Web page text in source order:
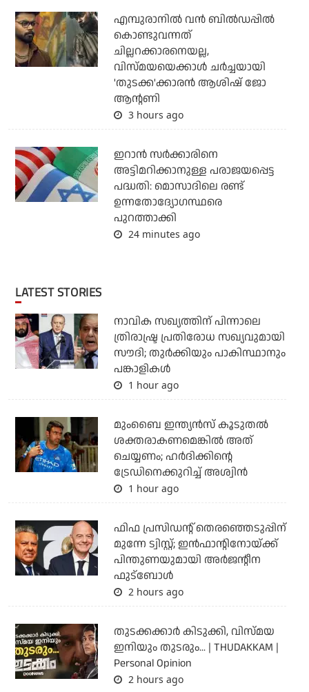
എമ്പുരാനില്‍ വന്‍ ബില്‍ഡപ്പില്‍
കൊണ്ടുവന്നത്
ചില്ലറക്കാരനെയല്ല,
വിസ്മയയെക്കാള്‍ ചര്‍ച്ചയായി
'തുടക്ക'ക്കാരന്‍ ആശിഷ് ജോ
ആന്റണി
3 hours ago
ഇറാന്‍ സര്‍ക്കാരിനെ
അട്ടിമറിക്കാനുള്ള പരാജയപ്പെട്ട
പദ്ധതി: മൊസാദിലെ രണ്ട്
ഉന്നതോദ്യോഗസ്ഥരെ
പുറത്താക്കി
24 minutes ago
LATEST STORIES
നാവിക സഖ്യത്തിന് പിന്നാലെ
ത്രിരാഷ്ട്ര പ്രതിരോധ സഖ്യവുമായി
സൗദി; തുര്‍ക്കിയും പാകിസ്ഥാനും
പങ്കാളികള്‍
1 hour ago
മുംബൈ ഇന്ത്യന്‍സ് കൂടുതല്‍
ശക്തരാകണമെങ്കില്‍ അത്
ചെയ്യണം; ഹര്‍ദിക്കിന്റെ
ട്രേഡിനെക്കുറിച്ച് അശ്വിന്‍
1 hour ago
ഫിഫ പ്രസിഡന്റ് തെരഞ്ഞെടുപ്പിന്
മുന്നേ ട്വിസ്റ്റ്; ഇന്‍ഫാന്റിനോയ്ക്ക്
പിന്തുണയുമായി അര്‍ജന്റീന
ഫുട്‌ബോള്‍
2 hours ago
തുടക്കക്കാര്‍ കിടുക്കി, വിസ്മയ
ഇനിയും തുടരും... | THUDAKKAM |
Personal Opinion
2 hours ago